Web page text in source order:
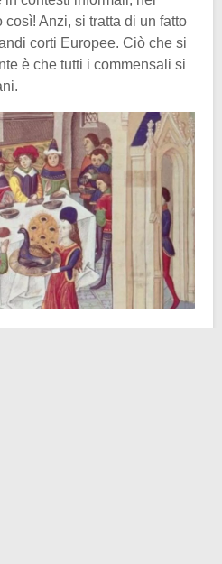
così! Anzi, si tratta di un fatto
corti Europee. Ciò che si
è che tutti i commensali si